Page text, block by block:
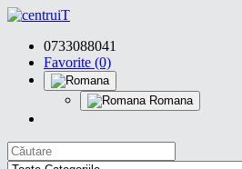
0733088041
Favorite (0)
Romana